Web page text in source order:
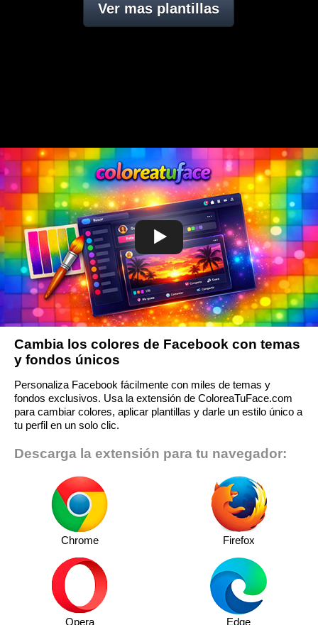
Ver mas plantillas
Cambia los colores de Facebook con temas
y fondos únicos
Personaliza Facebook fácilmente con miles de temas y
fondos exclusivos. Usa la extensión de ColoreaTuFace.com
para cambiar colores, aplicar plantillas y darle un estilo único a
tu perfil en un solo clic.
Descarga la extensión para tu navegador:
Chrome Firefox
Opera Edge